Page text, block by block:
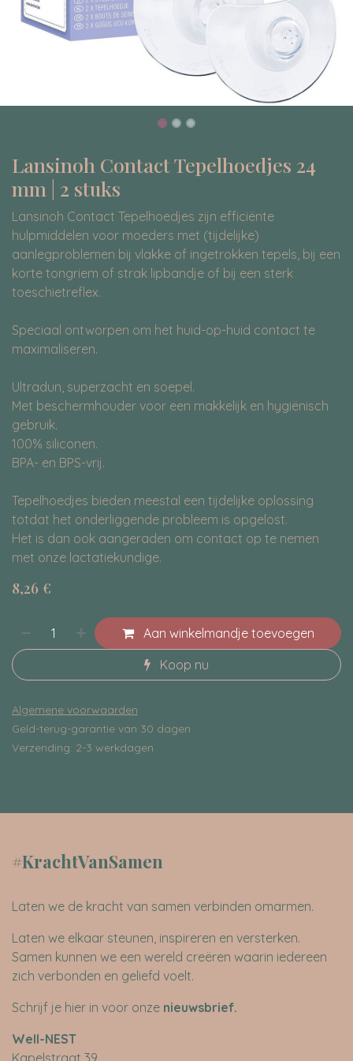
Lansinoh Contact Tepelhoedjes 24
mm | 2 stuks
Lansinoh Contact Tepelhoedjes zijn efficiënte
hulpmiddelen voor moeders met (tijdelijke)
aanlegproblemen bij vlakke of ingetrokken tepels, bij een
korte tongriem of strak lipbandje of bij een sterk
toeschietreflex.
Speciaal ontworpen om het huid-op-huid contact te
maximaliseren.
Ultradun, superzacht en soepel.
Met beschermhouder voor een makkelijk en hygiënisch
gebruik.
100% siliconen.
BPA- en BPS-vrij.
Tepelhoedjes bieden meestal een tijdelijke oplossing
totdat het onderliggende probleem is opgelost.
Het is dan ook aangeraden om contact op te nemen
met onze lactatiekundige.
8,26 €
Aan winkelmandje toevoegen
Koop nu
Algemene voorwaarden
Geld-terug-garantie van 30 dagen
Verzending: 2-3 werkdagen
#KrachtVanSamen
Laten we de kracht van samen verbinden omarmen.
Laten we elkaar steunen, inspireren en versterken.
Samen kunnen we een wereld creëren waarin iedereen
zich verbonden en geliefd voelt.
Schrijf je hier in voor onze nieuwsbrief.
​Well-NEST
Kapelstraat 39